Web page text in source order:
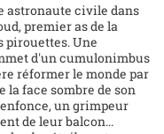
astronaute civile dans
premier as de la
pirouettes. Une
d'un cumulonimbus
réformer le monde par
la face sombre de son
un grimpeur
de leur balcon...